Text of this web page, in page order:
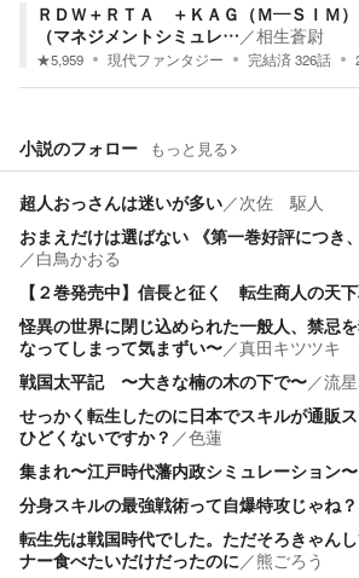
ＲＤＷ＋ＲＴＡ ＋ＫＡＧ（Ｍ―ＳＩＭ
（マネジメントシミュレ…／相生蒼尉
★5,959 現代ファンタジー 完結済326話
小説のフォロー もっと見る
超人おっさんは迷いが多い／次佐 駆人
おまえだけは選ばない 《第一巻好評につき
／白鳥かおる
【２巻発売中】信長と征く 転生商人の天下
怪異の世界に閉じ込められた一般人、禁忌
なってしまって気まずい〜／真田キツツキ
戦国太平記 〜大きな楠の木の下で〜／流
せっかく転生したのに日本でスキルが通販
ひどくないですか？ ／色蓮
集まれ〜江戸時代藩内政シミュレーション〜
分身スキルの最強戦術って自爆特攻じゃね？
転生先は戦国時代でした。ただそろきゃん
ナー食べたいだけだったのに／熊ごろう